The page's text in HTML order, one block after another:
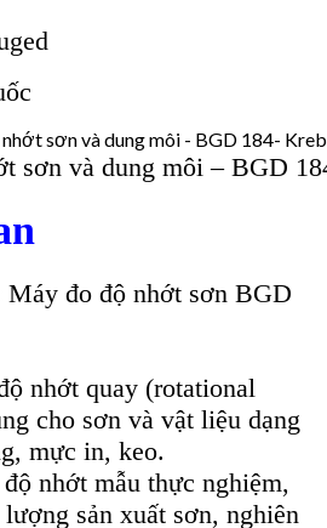
sơn và dung môi – BGD
Máy đo độ nhớt sơn BGD
nhớt quay (rotational
cho sơn và vật liệu dạng
mực in, keo.
nhớt mẫu thực nghiệm,
sản xuất sơn, nghiên